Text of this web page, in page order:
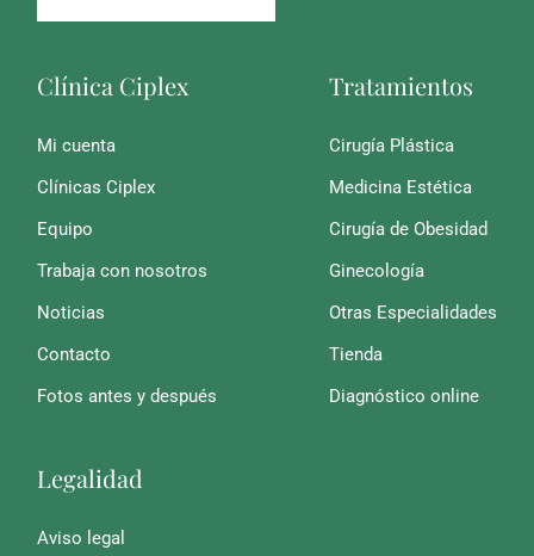
Clínica Ciplex
Mi cuenta
Clínicas Ciplex
Equipo
Trabaja con nosotros
Noticias
Contacto
Fotos antes y después
Tratamientos
Cirugía Plástica
Medicina Estética
Cirugía de Obesidad
Ginecología
Otras Especialidades
Tienda
Diagnóstico online
Legalidad
Aviso legal